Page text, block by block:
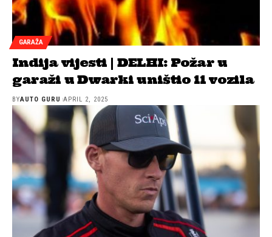
GARAŽA
Indija vijesti | DELHI: Požar u
garaži u Dwarki uništio 11 vozila
BYAUTO GURU APRIL 2, 2025